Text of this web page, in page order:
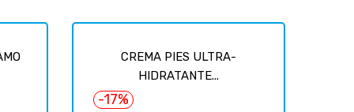
CREMA PIES ULTRA-
HIDRATANTE...
-17%